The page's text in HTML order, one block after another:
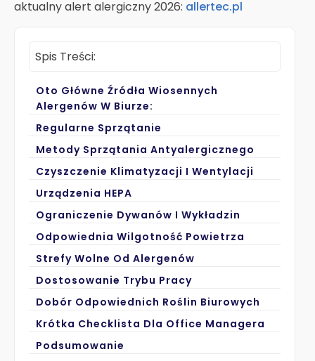
aktualny alert alergiczny 2026: allertec.pl
Spis Treści:
Oto Główne Źródła Wiosennych
Alergenów W Biurze:
Regularne Sprzątanie
Metody Sprzątania Antyalergicznego
Czyszczenie Klimatyzacji I Wentylacji
Urządzenia HEPA
Ograniczenie Dywanów I Wykładzin
Odpowiednia Wilgotność Powietrza
Strefy Wolne Od Alergenów
Dostosowanie Trybu Pracy
Dobór Odpowiednich Roślin Biurowych
Krótka Checklista Dla Office Managera
Podsumowanie